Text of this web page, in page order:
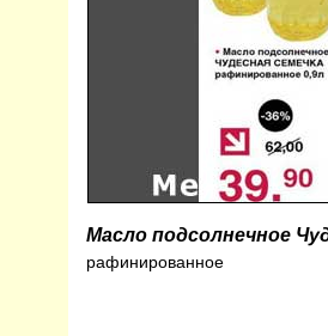
Масло подсолнечное
рафинированное